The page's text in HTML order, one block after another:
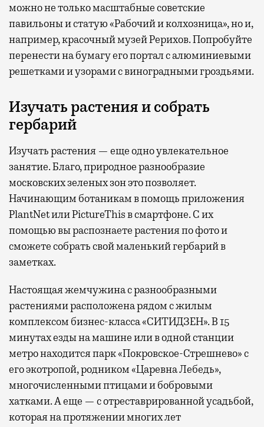
можно не только масштабные советские
павильоны и статую «Рабочий и колхозница», но и,
например, красочный музей Рерихов. Попробуйте
перенести на бумагу его портал с алюминиевыми
решетками и узорами с виноградными гроздьями.
Изучать растения и собрать
гербарий
Изучать растения — еще одно увлекательное
занятие. Благо, природное разнообразие
московских зеленых зон это позволяет.
Начинающим ботаникам в помощь приложения
PlantNet или PictureThis в смартфоне. С их
помощью вы распознаете растения по фото и
сможете собрать свой маленький гербарий в
заметках.
Настоящая жемчужина с разнообразными
растениями расположена рядом с жилым
комплексом бизнес-класса «СИТИДЗЕН». В 15
минутах езды на машине или в одной станции
метро находится парк «Покровское-Стрешнево» с
его экотропой, родником «Царевна Лебедь»,
многочисленными птицами и бобровыми
хатками. А еще — с отреставрированной усадьбой,
которая на протяжении многих лет